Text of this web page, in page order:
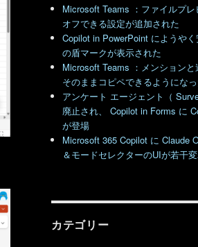
Microsoft Teams ：ファイルプレ
オフできる設定が追加された
Copilot in PowerPoint にようや
の盾マークが表示された
Microsoft Teams ：メンション
そのままコピペできるようにな
アンケート エージェント（
廃止され、 Copilot in Forms に
が登場
Microsoft 365 Copilot に Claude
＆モードセレクターのUIが若干
カテゴリー